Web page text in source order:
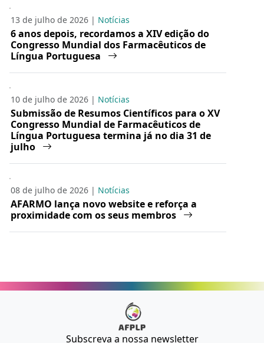
13 de julho de 2026 | Notícias
6 anos depois, recordamos a XIV edição do
Congresso Mundial dos Farmacêuticos de
Língua Portuguesa
10 de julho de 2026 | Notícias
Submissão de Resumos Científicos para o XV
Congresso Mundial de Farmacêuticos de
Língua Portuguesa termina já no dia 31 de
julho
08 de julho de 2026 | Notícias
AFARMO lança novo website e reforça a
proximidade com os seus membros
Subscreva a nossa newsletter